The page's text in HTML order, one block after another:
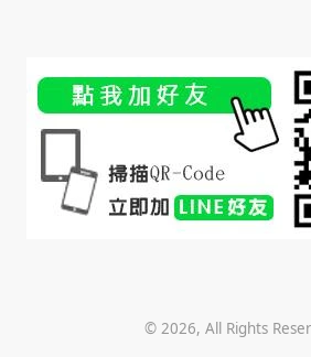
© 2026, All Rights